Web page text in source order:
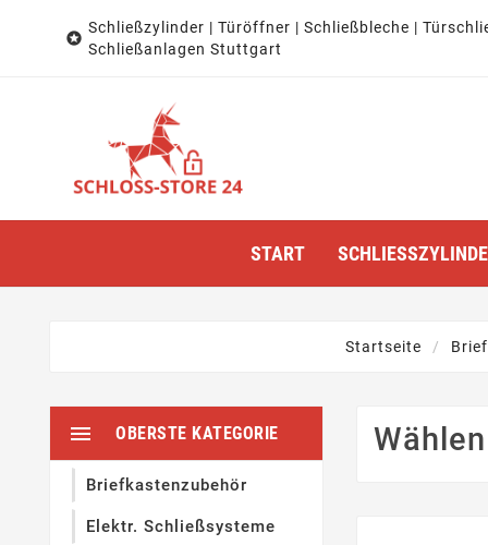

Schließzylinder | Türöffner | Schließbleche |
Schließanlagen Stuttgart
START SCHLIESSZYLINDER
Startseite
OBERSTE KATEGORIE

Briefkastenzubehör
Elektr. Schließsysteme